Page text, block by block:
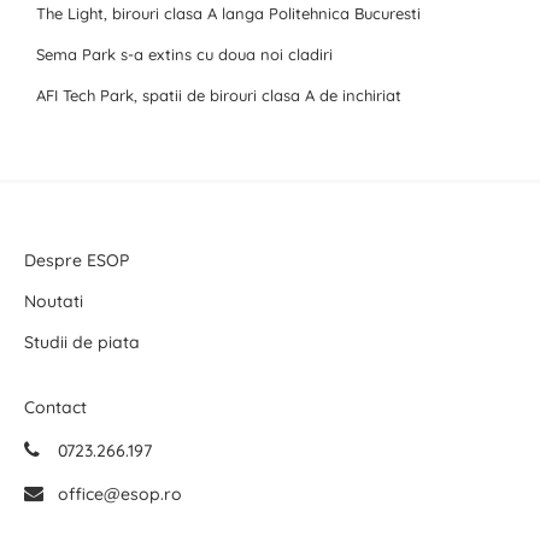
The Light, birouri clasa A langa Politehnica Bucuresti
Sema Park s-a extins cu doua noi cladiri
AFI Tech Park, spatii de birouri clasa A de inchiriat
Despre ESOP
Noutati
Studii de piata
Contact
0723.266.197
office@esop.ro